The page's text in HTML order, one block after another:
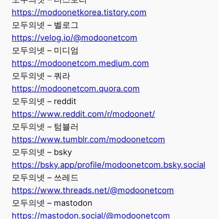
https://modoonetkorea.tistory.com
모두의넷 – 벨로그
https://velog.io/@modoonetcom
모두의넷 – 미디엄
https://modoonetcom.medium.com
모두의넷 – 쿼라
https://modoonetcom.quora.com
모두의넷 – reddit
https://www.reddit.com/r/modoonet/
모두의넷 – 텀블러
https://www.tumblr.com/modoonetcom
모두의넷 – bsky
https://bsky.app/profile/modoonetcom.bsky.social
모두의넷 – 쓰레드
https://www.threads.net/@modoonetcom
모두의넷 – mastodon
https://mastodon.social/@modoonetcom